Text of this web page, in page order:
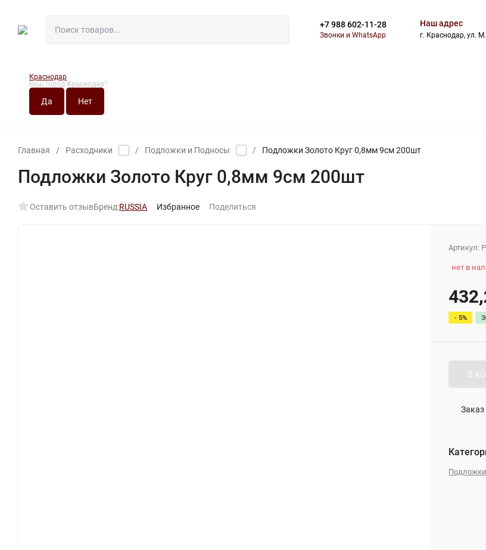
+7 988 602-11-28
Звонки и WhatsApp
Наш адрес
г. Краснодар, ул.
Краснодар
Ваш город Краснодар?
Главная / Расходники / Подложки и Подносы / Подложки Золото Круг 0,8мм 9см 200шт
Подложки Золото Круг 0,8мм 9см 200шт
Оставить отзывБренд:RUSSIA Избранное Поделиться
Артикул:
нет в
- 5%
В
Заказ